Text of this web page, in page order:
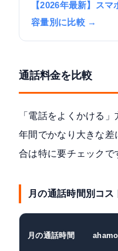
【2026年最新】ス
容量別に比較 →
通話料金を比較
「電話をよくかける
年間でかなり大きな
合は特に要チェックで
月の通話時間別コス
月の通話時間 ahamo